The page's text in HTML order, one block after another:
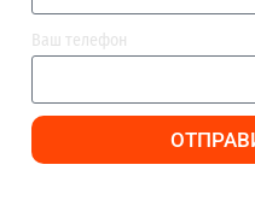
Ваш телефон